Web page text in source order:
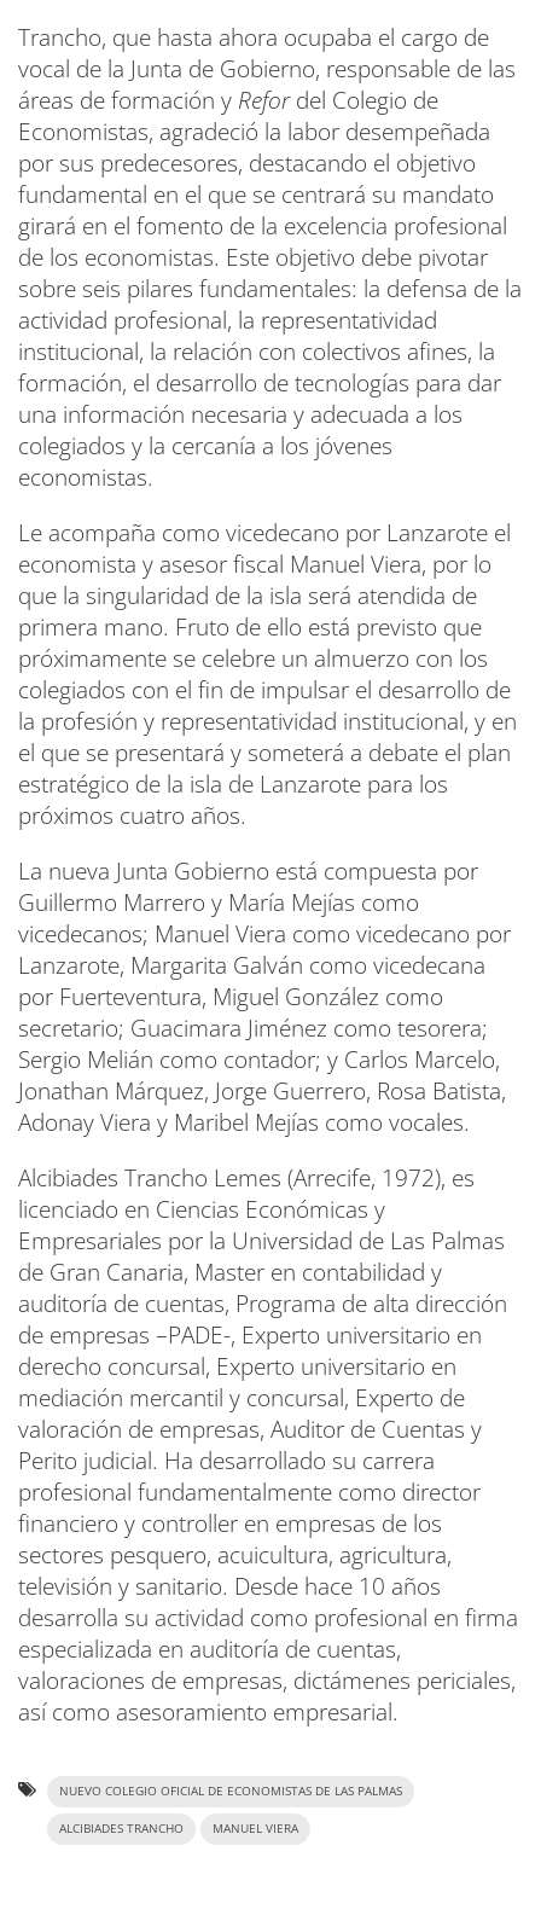
Trancho, que hasta ahora ocupaba el cargo de
vocal de la Junta de Gobierno, responsable de las
áreas de formación y Refordel Colegio de
Economistas, agradeció la labor desempeñada
por sus predecesores, destacando el objetivo
fundamental en el que se centrará su mandato
girará en el fomento de la excelencia profesional
de los economistas. Este objetivo debe pivotar
sobre seis pilares fundamentales: la defensa de la
actividad profesional, la representatividad
institucional, la relación con colectivos afines, la
formación, el desarrollo de tecnologías para dar
una información necesaria y adecuada a los
colegiados y la cercanía a los jóvenes
economistas.
Le acompaña como vicedecano por Lanzarote el
economista y asesor fiscal Manuel Viera, por lo
que la singularidad de la isla será atendida de
primera mano. Fruto de ello está previsto que
próximamente se celebre un almuerzo con los
colegiados con el fin de impulsar el desarrollo de
la profesión y representatividad institucional, y en
el que se presentará y someterá a debate el plan
estratégico de la isla de Lanzarote para los
próximos cuatro años.
La nueva Junta Gobierno está compuesta por
Guillermo Marrero y María Mejías como
vicedecanos; Manuel Viera como vicedecano por
Lanzarote, Margarita Galván como vicedecana
por Fuerteventura, Miguel González como
secretario; Guacimara Jiménez como tesorera;
Sergio Melián como contador; y Carlos Marcelo,
Jonathan Márquez, Jorge Guerrero, Rosa Batista,
Adonay Viera y Maribel Mejías como vocales.
Alcibiades Trancho Lemes (Arrecife, 1972), es
licenciado en Ciencias Económicas y
Empresariales por la Universidad de Las Palmas
de Gran Canaria, Master en contabilidad y
auditoría de cuentas, Programa de alta dirección
de empresas –PADE-, Experto universitario en
derecho concursal, Experto universitario en
mediación mercantil y concursal, Experto de
valoración de empresas, Auditor de Cuentas y
Perito judicial. Ha desarrollado su carrera
profesional fundamentalmente como director
financiero y controller en empresas de los
sectores pesquero, acuicultura, agricultura,
televisión y sanitario. Desde hace 10 años
desarrolla su actividad como profesional en firma
especializada en auditoría de cuentas,
valoraciones de empresas, dictámenes periciales,
así como asesoramiento empresarial.
NUEVO COLEGIO OFICIAL DE ECONOMISTAS DE LAS PALMAS
ALCIBIADES TRANCHO MANUEL VIERA